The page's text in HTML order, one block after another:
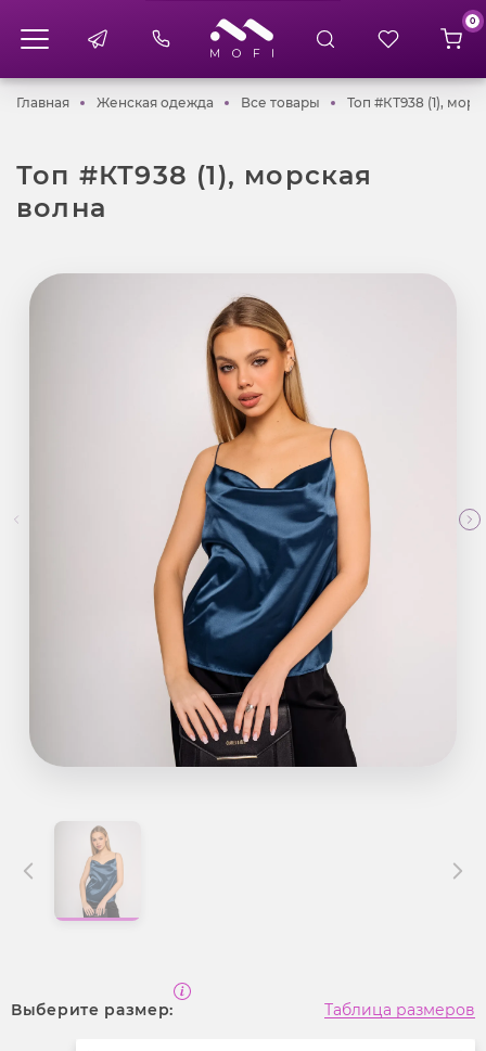
0
ГлавнаяГлавнаяЖенская одежда Женская одежда
Все товары Все товары
Топ #КТ938 (1),
Топ #КТ938 (1), морская
волна
Выберите размер: Таблица размеров